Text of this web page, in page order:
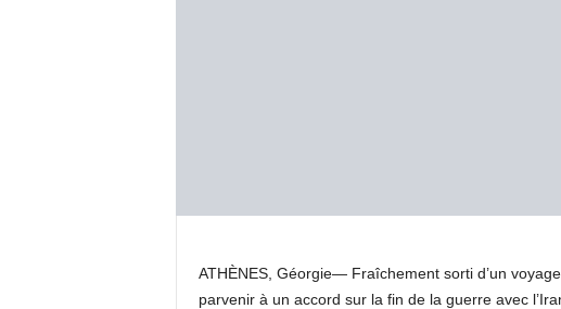
ATHÈNES, Géorgie— Fraîchement sorti d’un
parvenir à un accord sur la fin de la guerre avec